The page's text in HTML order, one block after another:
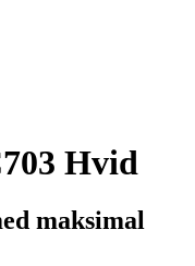
Hvid
maksimal